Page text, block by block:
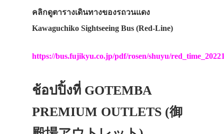
คลิกดูตารางเดินทางของรถวนแดง
Kawaguchiko Sightseeing Bus (Red-Line)
https://bus.fujikyu.co.jp/pdf/rosen/shuyu/
ช้อปปิ้งที่ GOTEMBA
PREMIUM OUTLETS (御